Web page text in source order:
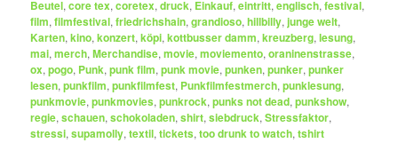
Beutel,core tex,coretex,druck, Einkauf,eintritt,englisch,festival,
film,filmfestival,friedrichshain,grandioso,hillbilly,junge welt,
Karten,kino,konzert,köpi,kottbusser damm,kreuzberg,lesung,
mai,merch,Merchandise,movie,moviemento,oraninenstrasse,
ox,pogo, Punk,punk film,punk movie,punken,punker,punker
lesen,punkfilm,punkfilmfest, Punkfilmfestmerch,punklesung,
punkmovie,punkmovies,punkrock,punks not dead,punkshow,
regie,schauen,schokoladen,shirt,siebdruck,Stressfaktor,
stressi,supamolly,textil,tickets,too drunk to watch,tshirt